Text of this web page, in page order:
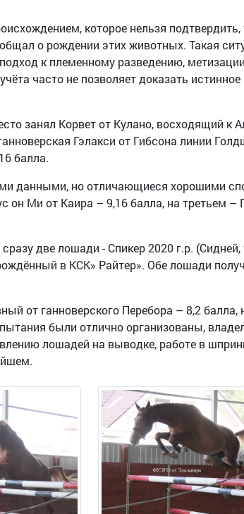
которое нельзя подтвердить,
о рождении этих животных. Такая
к племенному разведению,
часто не позволяет доказать
занял Корвет от Кулано, восходящий к
Гэлакси от Гибсона линии
балла.
данными, но отличающиеся хорошими
Ми от Каира – 9,16 балла, на третьем –
две лошади - Спикер 2020 г.р. (Сидней,
в КСК» Райтер». Обе лошади
от ганноверского Перебора – 8,2 балла,
были отлично организованы,
лошадей на выводке, работе в